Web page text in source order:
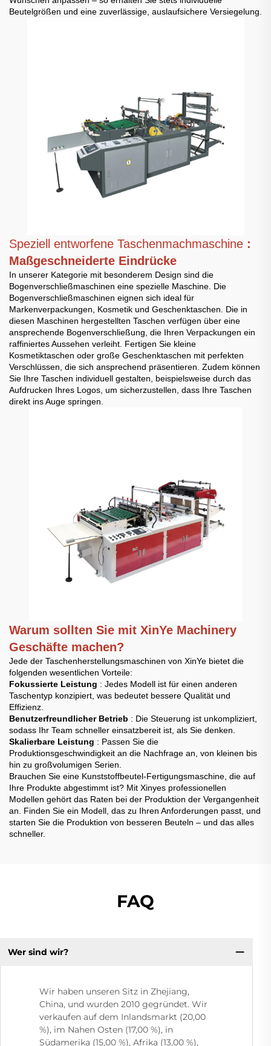
Beutelgrößen und eine zuverlässige, auslaufsichere Versiegelung.
Speziell entworfene Taschenmachmaschine :
Maßgeschneiderte Eindrücke
In unserer Kategorie mit besonderem Design sind die
Bogenverschließmaschinen eine spezielle Maschine. Die
Bogenverschließmaschinen eignen sich ideal für
Markenverpackungen, Kosmetik und Geschenktaschen. Die in
diesen Maschinen hergestellten Taschen verfügen über eine
ansprechende Bogenverschließung, die Ihren Verpackungen ein
raffiniertes Aussehen verleiht. Fertigen Sie kleine
Kosmetiktaschen oder große Geschenktaschen mit perfekten
Verschlüssen, die sich ansprechend präsentieren. Zudem können
Sie Ihre Taschen individuell gestalten, beispielsweise durch das
Aufdrucken Ihres Logos, um sicherzustellen, dass Ihre Taschen
direkt ins Auge springen.
Warum sollten Sie mit XinYe Machinery
Geschäfte machen?
Jede der Taschenherstellungsmaschinen von XinYe bietet die
folgenden wesentlichen Vorteile:
Fokussierte Leistung : Jedes Modell ist für einen anderen
Taschentyp konzipiert, was bedeutet bessere Qualität und
Effizienz.
Benutzerfreundlicher Betrieb : Die Steuerung ist unkompliziert,
sodass Ihr Team schneller einsatzbereit ist, als Sie denken.
Skalierbare Leistung : Passen Sie die
Produktionsgeschwindigkeit an die Nachfrage an, von kleinen bis
hin zu großvolumigen Serien.
Brauchen Sie eine Kunststoffbeutel-Fertigungsmaschine, die auf
Ihre Produkte abgestimmt ist? Mit Xinyes professionellen
Modellen gehört das Raten bei der Produktion der Vergangenheit
an. Finden Sie ein Modell, das zu Ihren Anforderungen passt, und
starten Sie die Produktion von besseren Beuteln – und das alles
schneller.
FAQ
Wer sind wir?
Wir haben unseren Sitz in Zhejiang,
China, und wurden 2010 gegründet. Wir
verkaufen auf dem Inlandsmarkt (20,00
%), im Nahen Osten (17,00 %), in
Südamerika (15,00 %), Afrika (13,00 %),